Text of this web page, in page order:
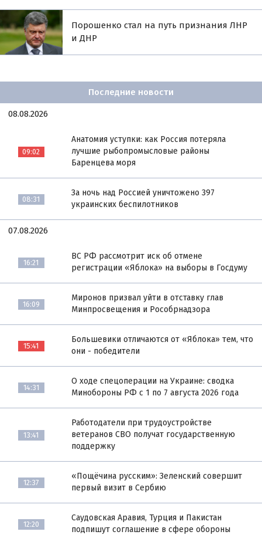
Порошенко стал на путь признания ЛНР
и ДНР
Последние новости
08.08.2026
09:02
Анатомия уступки: как Россия потеряла
лучшие рыбопромысловые районы
Баренцева моря
08:31
За ночь над Россией уничтожено 397
украинских беспилотников
07.08.2026
16:21
ВС РФ рассмотрит иск об отмене
регистрации «Яблока» на выборы в Госдуму
16:09
Миронов призвал уйти в отставку глав
Минпросвещения и Рособрнадзора
15:41
Большевики отличаются от «Яблока» тем, что
они - победители
14:31
О ходе спецоперации на Украине: сводка
Минобороны РФ с 1 по 7 августа 2026 года
13:41
Работодатели при трудоустройстве
ветеранов СВО получат государственную
поддержку
12:37
«Пощёчина русским»: Зеленский совершит
первый визит в Сербию
12:20
Саудовская Аравия, Турция и Пакистан
подпишут соглашение в сфере обороны